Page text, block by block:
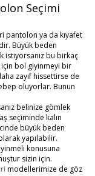
Seçimi
pantolon ya da kıyafet
Büyük beden
istiyorsanız bu birkaç
bol giyinmeyi bir
zayıf hissettirse de
oluyorlar. Bunun
belinize gömlek
seçiminde kalın
büyük beden
yapılabilir.
konusuna
sizin için.
modellerimize de göz